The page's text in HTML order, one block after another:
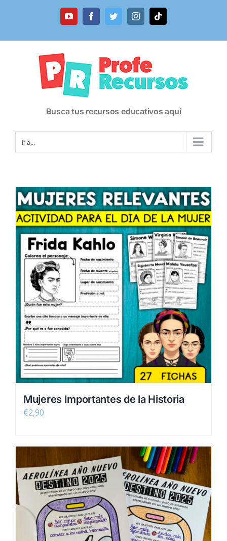
YouTubeFacebookTwitterInstagramTiktok
Busca tus recursos educativos aquí
Ir a...
Mujeres Importantes de la Historia
€2,90